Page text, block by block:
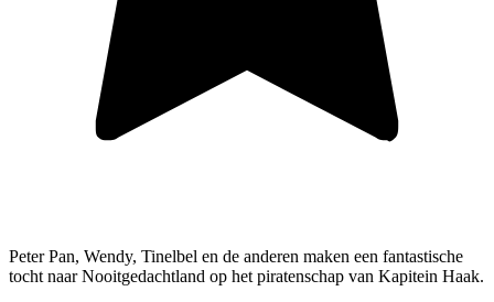
Peter Pan, Wendy, Tinelbel en de anderen maken een fantastische
tocht naar Nooitgedachtland op het piratenschap van Kapitein Haak.